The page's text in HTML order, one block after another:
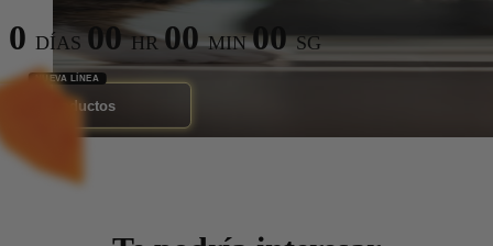
0 DÍAS 00HR00MIN00SG
Ver Productos